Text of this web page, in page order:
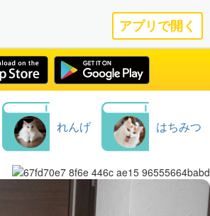
アプリで開く
れんげ はちみつ